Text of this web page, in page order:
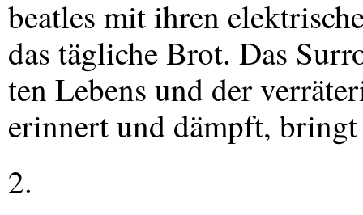
beatles mit ihren
das tägliche Brot. Das
ten Lebens und der
erinnert und dämpft,
2.